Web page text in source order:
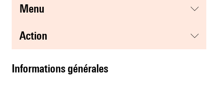
menu
action
informations générales